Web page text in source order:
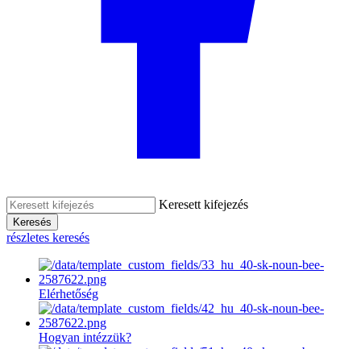
Keresett kifejezés
Keresés
részletes keresés
Elérhetőség
Hogyan intézzük?